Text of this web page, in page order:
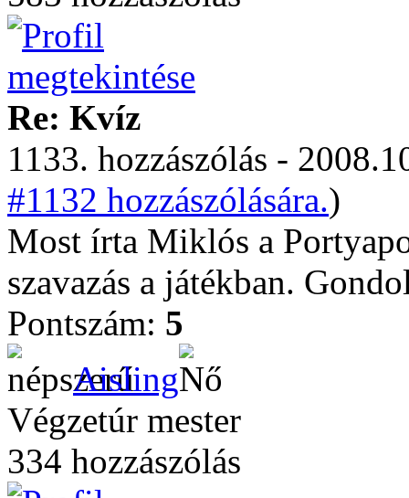
Re: Kvíz
1133. hozzászólás -
#1132 hozzászólására.)
Most írta Miklós a
szavazás a játékban.
Pontszám: 5
Aisling
Végzetúr mester
334 hozzászólás